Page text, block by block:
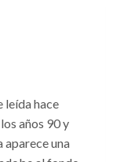
leída hace
años 90 y
aparece una